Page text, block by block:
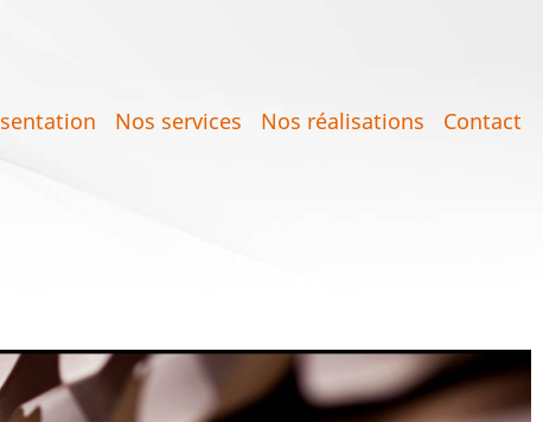
Nos services Nos réalisations Contact